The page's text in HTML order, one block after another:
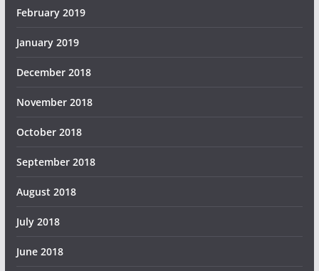
February 2019
January 2019
December 2018
November 2018
October 2018
September 2018
August 2018
July 2018
June 2018